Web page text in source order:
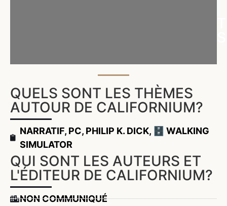
QUELS SONT LES THÈMES
AUTOUR DE CALIFORNIUM?
NARRATIF, PC, PHILIP K. DICK,
🗄️ WALKING
SIMULATOR
QUI SONT LES AUTEURS ET
L'ÉDITEUR DE CALIFORNIUM?
NON COMMUNIQUÉ